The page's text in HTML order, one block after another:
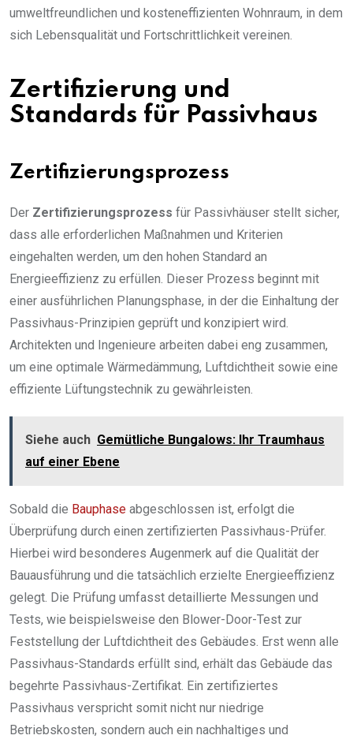
umweltfreundlichen und kosteneffizienten Wohnraum, in dem
sich Lebensqualität und Fortschrittlichkeit vereinen.
Zertifizierung und
Standards für Passivhaus
Zertifizierungsprozess
Der Zertifizierungsprozess für Passivhäuser stellt sicher,
dass alle erforderlichen Maßnahmen und Kriterien
eingehalten werden, um den hohen Standard an
Energieeffizienz zu erfüllen. Dieser Prozess beginnt mit
einer ausführlichen Planungsphase, in der die Einhaltung der
Passivhaus-Prinzipien geprüft und konzipiert wird.
Architekten und Ingenieure arbeiten dabei eng zusammen,
um eine optimale Wärmedämmung, Luftdichtheit sowie eine
effiziente Lüftungstechnik zu gewährleisten.
Siehe auch Gemütliche Bungalows: Ihr Traumhaus
auf einer Ebene
Sobald die Bauphase abgeschlossen ist, erfolgt die
Überprüfung durch einen zertifizierten Passivhaus-Prüfer.
Hierbei wird besonderes Augenmerk auf die Qualität der
Bauausführung und die tatsächlich erzielte Energieeffizienz
gelegt. Die Prüfung umfasst detaillierte Messungen und
Tests, wie beispielsweise den Blower-Door-Test zur
Feststellung der Luftdichtheit des Gebäudes. Erst wenn alle
Passivhaus-Standards erfüllt sind, erhält das Gebäude das
begehrte Passivhaus-Zertifikat. Ein zertifiziertes
Passivhaus verspricht somit nicht nur niedrige
Betriebskosten, sondern auch ein nachhaltiges und